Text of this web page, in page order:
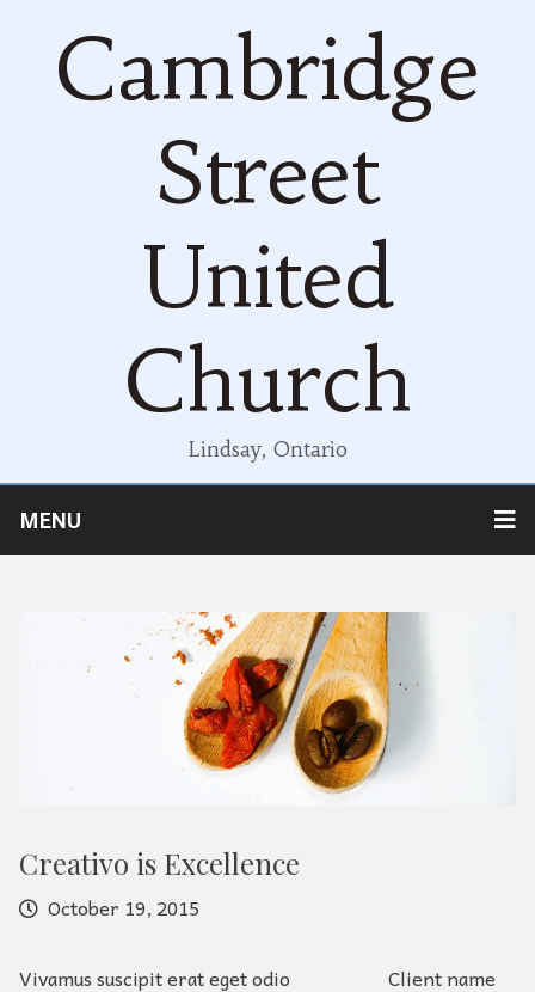
Cambridge
Street
United
Church
Lindsay, Ontario
MENU
Creativo is Excellence
October 19, 2015
Vivamus suscipit erat eget odio
Client name